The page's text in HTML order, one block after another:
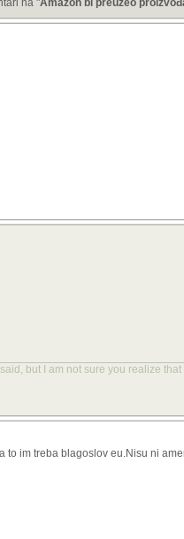
na "Amazon bi preuzeo
but I am not sure you realize
im treba blagoslov eu.Nisu ni